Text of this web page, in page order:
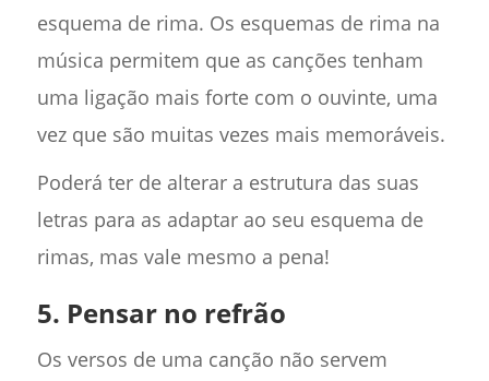
esquema de rima. Os esquemas de rima na
música permitem que as canções tenham
uma ligação mais forte com o ouvinte, uma
vez que são muitas vezes mais memoráveis.
Poderá ter de alterar a estrutura das suas
letras para as adaptar ao seu esquema de
rimas, mas vale mesmo a pena!
5. Pensar no refrão
Os versos de uma canção não servem